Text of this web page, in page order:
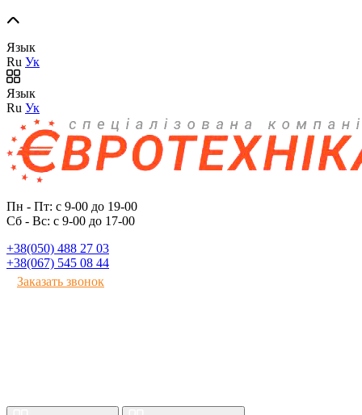
Язык
Ru Ук
Язык
Ru Ук
Пн - Пт: с 9-00 до 19-00
Сб - Вс: с 9-00 до 17-00
+38(050) 488 27 03
+38(067) 545 08 44
Заказать звонок